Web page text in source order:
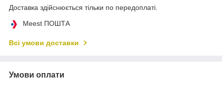
Доставка здійснюється тільки по передоплаті.
Meest ПОШТА
Всі умови доставки
Умови оплати